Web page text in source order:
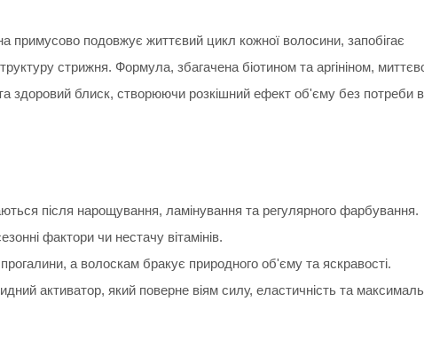
примусово подовжує життєвий цикл кожної волосини, запобігає
стрижня. Формула, збагачена біотином та аргініном,
здоровий блиск, створюючи розкішний ефект об'єму без потреби в
після нарощування, ламінування та регулярного фарбування.
фактори чи нестачу вітамінів.
а волоскам бракує природного об'єму та яскравості.
активатор, який поверне віям силу, еластичність та